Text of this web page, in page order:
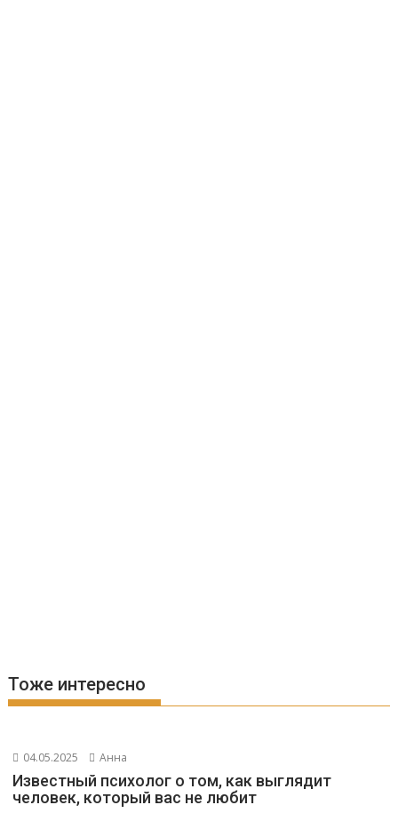
Тоже интересно
04.05.2025 Анна
Известный психолог о том, как выглядит
человек, который вас не любит